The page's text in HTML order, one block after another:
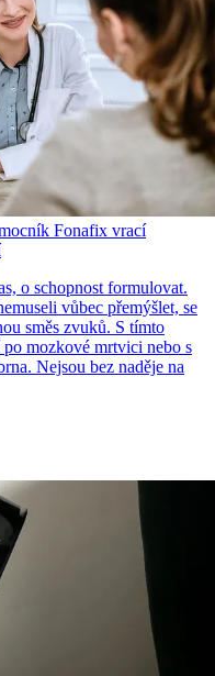
Fonafix vrací
o schopnost formulovat.
vůbec přemýšlet, se
směs zvuků. S tímto
mozkové mrtvici nebo s
Nejsou bez naděje na